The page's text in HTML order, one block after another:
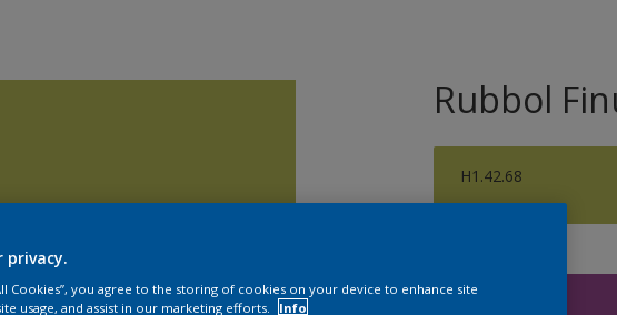
Rubbol
H1.42.68
privacy.
Cookies”, you agree to the storing of cookies on your device to enhance site
usage, and assist in our marketing efforts.
Info